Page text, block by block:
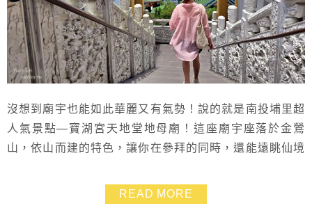
沒想到廟宇也能如此華麗又有氣勢！說的就是南投埔里超
人氣景點—寶湖宮天地堂地母廟！這座廟宇座落於金鶯
山，依山而建的特色，讓你在參拜的同時，還能遠眺仙境
乾元殿只要10分鐘，大人小孩都能輕鬆挑戰，完全不用擔
READ MORE